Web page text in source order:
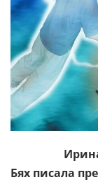
Ирина
Бях писала